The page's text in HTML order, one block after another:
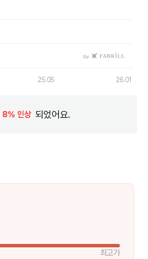
25.05 26.01
by
8% 인상 되었어요.
최고가